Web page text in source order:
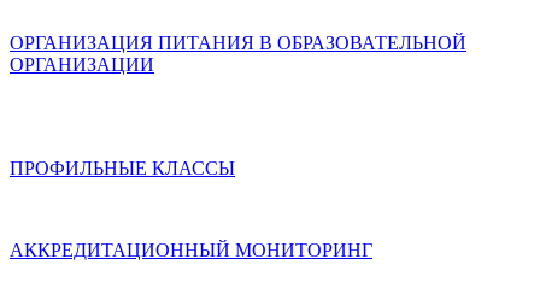
ОРГАНИЗАЦИЯ ПИТАНИЯ В ОБРАЗОВАТЕЛЬНОЙ
ОРГАНИЗАЦИИ
ПРОФИЛЬНЫЕ КЛАССЫ
АККРЕДИТАЦИОННЫЙ МОНИТОРИНГ